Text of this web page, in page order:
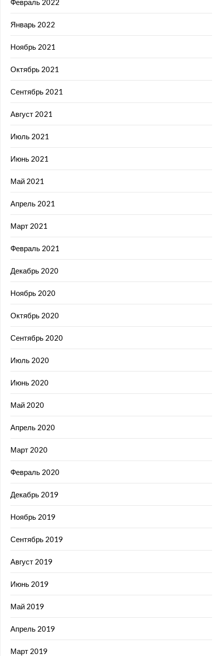
Февраль 2022
Январь 2022
Ноябрь 2021
Октябрь 2021
Сентябрь 2021
Август 2021
Июль 2021
Июнь 2021
Май 2021
Апрель 2021
Март 2021
Февраль 2021
Декабрь 2020
Ноябрь 2020
Октябрь 2020
Сентябрь 2020
Июль 2020
Июнь 2020
Май 2020
Апрель 2020
Март 2020
Февраль 2020
Декабрь 2019
Ноябрь 2019
Сентябрь 2019
Август 2019
Июнь 2019
Май 2019
Апрель 2019
Март 2019